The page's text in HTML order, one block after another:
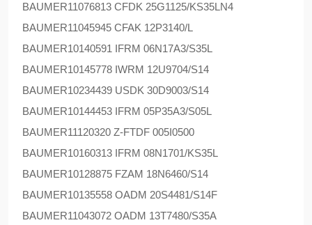
BAUMER11076813 CFDK 25G1125/KS35LN4
BAUMER11045945 CFAK 12P3140/L
BAUMER10140591 IFRM 06N17A3/S35L
BAUMER10145778 IWRM 12U9704/S14
BAUMER10234439 USDK 30D9003/S14
BAUMER10144453 IFRM 05P35A3/S05L
BAUMER11120320 Z-FTDF 005I0500
BAUMER10160313 IFRM 08N1701/KS35L
BAUMER10128875 FZAM 18N6460/S14
BAUMER10135558 OADM 20S4481/S14F
BAUMER11043072 OADM 13T7480/S35A